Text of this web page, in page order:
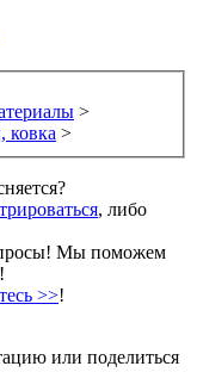
>
ковка >
, либо
Мы поможем
>>!
или поделиться